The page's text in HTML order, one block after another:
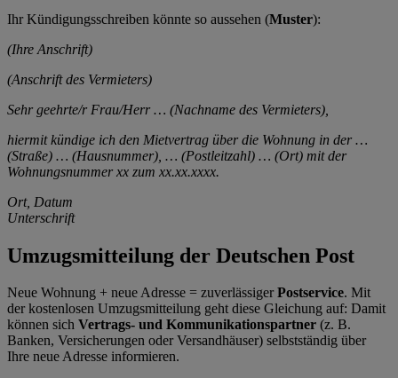
Ihr Kündigungsschreiben könnte so aussehen (Muster):
(Ihre Anschrift)
(Anschrift des Vermieters)
Sehr geehrte/r Frau/Herr … (Nachname des Vermieters),
hiermit kündige ich den Mietvertrag über die Wohnung in der …
(Straße) … (Hausnummer), … (Postleitzahl) … (Ort) mit der
Wohnungsnummer xx zum xx.xx.xxxx.
Ort, Datum
Unterschrift
Umzugsmitteilung der Deutschen Post
Neue Wohnung + neue Adresse = zuverlässigerPostservice. Mit
der kostenlosen Umzugsmitteilung geht diese Gleichung auf: Damit
können sich Vertrags- und Kommunikationspartner (z. B.
Banken, Versicherungen oder Versandhäuser) selbstständig über
Ihre neue Adresse informieren.